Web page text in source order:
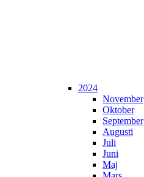
2024
November
Oktober
September
Augusti
Juli
Juni
Maj